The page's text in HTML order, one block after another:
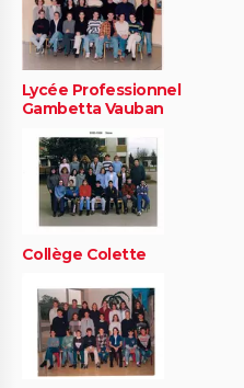
Lycée Professionnel
Gambetta Vauban
Collège Colette